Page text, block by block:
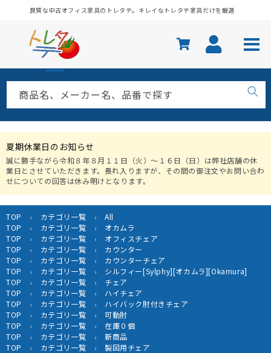
ンツに
良質な中古オフィス家具のトレタテ。キレイなトレタテ家具だけを厳選
商品名、メーカー名、品番で探す
夏期休業日のお知らせ
誠に勝手ながら令和８年８月１１日（火）〜１６日（日）は弊社店舗の休
業日とさせていただきます。畏れ入りますが、その間の御注文やお問い合わ
せについての回答は休み明けとなります。
TOP › カテゴリ一覧 ›
All
TOP
› カテゴリ一覧 ›
オカムラ
TOP
› カテゴリ一覧 ›
オフィスチェア
TOP
› カテゴリ一覧 ›
カウンター
TOP
› カテゴリ一覧 ›
カウンターチェア
TOP
› カテゴリ一覧 ›
シルフィー[Sylphy][オカムラ][Okamura]
TOP
› カテゴリ一覧 ›
チェア
TOP
› カテゴリ一覧 ›
ハイチェア
TOP
› カテゴリ一覧 ›
ハイバック肘付きチェア
TOP
› カテゴリ一覧 ›
可動肘
TOP
› カテゴリ一覧 ›
在庫０個
TOP
› カテゴリ一覧 ›
新商品
TOP
› カテゴリ一覧 › 製図用チェア